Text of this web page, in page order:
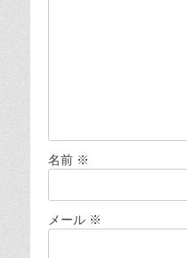
名前 ※
メール ※